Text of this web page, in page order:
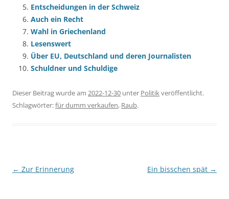
Entscheidungen in der Schweiz
Auch ein Recht
Wahl in Griechenland
Lesenswert
Über EU, Deutschland und deren Journalisten
Schuldner und Schuldige
Dieser Beitrag wurde am 2022-12-30 unter Politikveröffentlicht.
Schlagwörter:für dumm verkaufen, Raub.
Beitragsnavigation
← Zur Erinnerung Ein bisschen spät →